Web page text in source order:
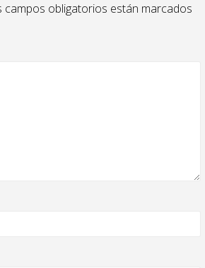
campos obligatorios están marcados